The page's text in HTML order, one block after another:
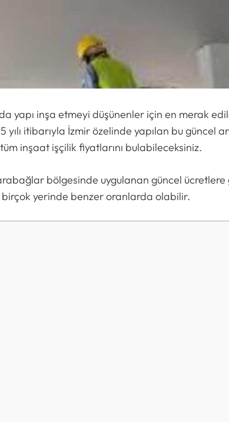
yapı inşa etmeyi düşünenler için en merak
yılı itibarıyla İzmir özelinde yapılan bu güncel
inşaat işçilik fiyatlarını bulabileceksiniz.
bölgesinde uygulanan güncel
birçok yerinde benzer oranlarda olabilir.